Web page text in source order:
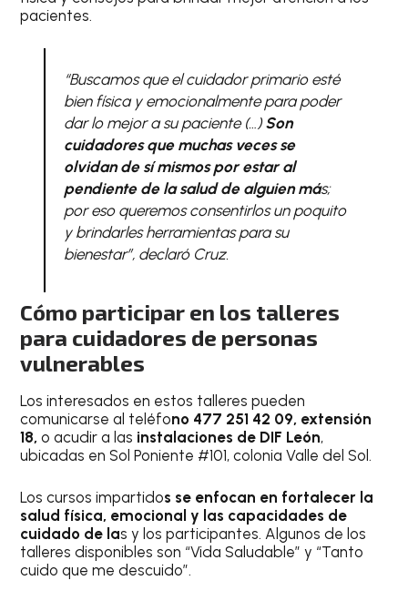
pacientes.
“Buscamos que el cuidador primario esté
bien física y emocionalmente para poder
dar lo mejor a su paciente (…)Son
cuidadores que muchas veces se
olvidan de sí mismos por estar al
pendiente de la salud de alguien más;
por eso queremos consentirlos un poquito
y brindarles herramientas para su
bienestar”,declaró Cruz.
Cómo participar en los talleres
para cuidadores de personas
vulnerables
Los interesados en estos talleres pueden
comunicarse al teléfono 477 251 42 09, extensión
18, o acudir a las instalaciones de DIF León,
ubicadas en Sol Poniente #101, colonia Valle del Sol.
Los cursos impartidos se enfocan en fortalecer la
salud física, emocional y las capacidades de
cuidado de las y los participantes. Algunos de los
talleres disponibles son “Vida Saludable” y “Tanto
cuido que me descuido”.